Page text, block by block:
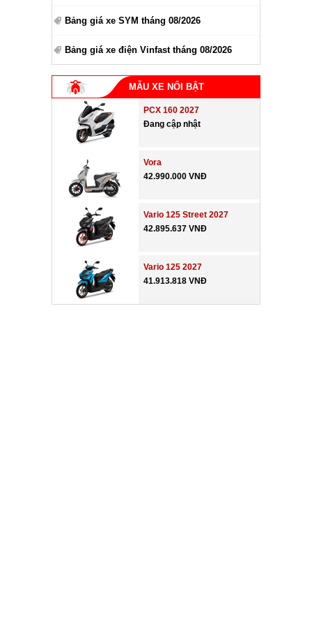
Bảng giá xe SYM tháng 08/2026
Bảng giá xe điện Vinfast tháng 08/2026
MẪU XE NỔI BẬT
PCX 160 2027
Đang cập nhật
Vora
42.990.000 VNĐ
Vario 125 Street 2027
42.895.637 VNĐ
Vario 125 2027
41.913.818 VNĐ